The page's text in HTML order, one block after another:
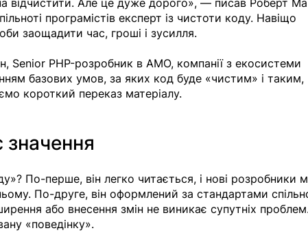
програмістів експерт із чистоти коду. Навіщо
заощадити час, гроші і зусилля.
Senior PHP-розробник в AMO, компанії з екосистеми
базових умов, за яких код буде «чистим» і
короткий переказ матеріалу.
значення
По-перше, він легко читається, і нові розробники
По-друге, він оформлений за стандартами
або внесення змін не виникає супутніх
«поведінку».